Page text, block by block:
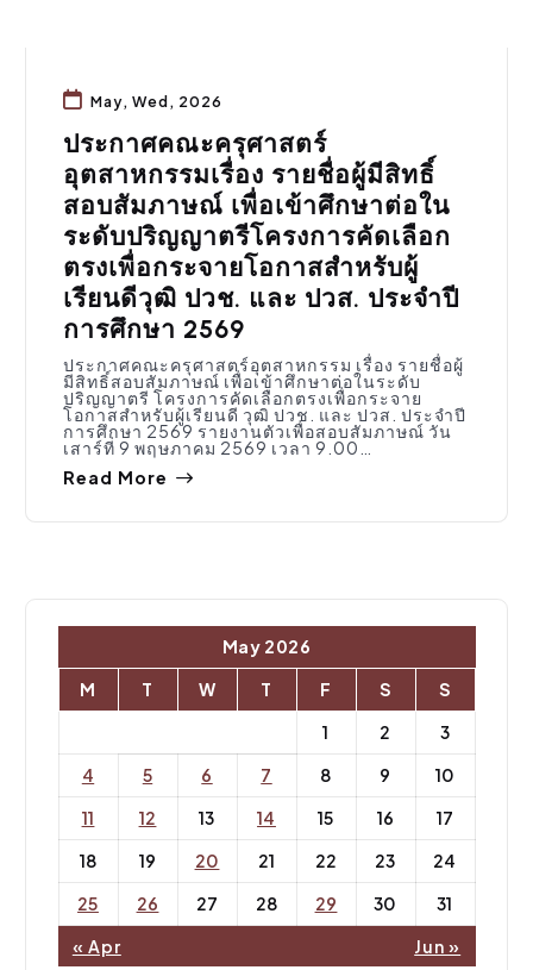
May, Wed, 2026
ประกาศคณะครุศาสตร์
อุตสาหกรรมเรื่อง รายชื่อผู้มีสิทธิ์
สอบสัมภาษณ์ เพื่อเข้าศึกษาต่อใน
ระดับปริญญาตรีโครงการคัดเลือก
ตรงเพื่อกระจายโอกาสสำหรับผู้
เรียนดีวุฒิ ปวช. และ ปวส. ประจำปี
การศึกษา 2569
ประกาศคณะครุศาสตร์อุตสาหกรรม เรื่อง รายชื่อผู้
มีสิทธิ์สอบสัมภาษณ์ เพื่อเข้าศึกษาต่อในระดับ
ปริญญาตรี โครงการคัดเลือกตรงเพื่อกระจาย
โอกาสสำหรับผู้เรียนดี วุฒิ ปวช. และ ปวส. ประจำปี
การศึกษา 2569 รายงานตัวเพื่อสอบสัมภาษณ์ วัน
เสาร์ที่ 9 พฤษภาคม 2569 เวลา 9.00…
Read More
May 2026
M
T W T F S
S
1
2
3
4
5 6 7 8 9
10
11
12 13 14 15 16
17
18
19 20 21 22 23
24
25
26 27 28 29 30 31
« Apr Jun »